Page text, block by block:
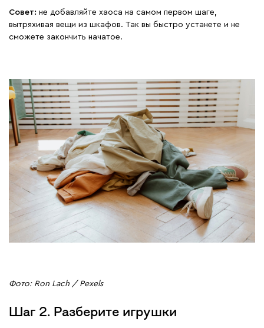
Совет: не добавляйте хаоса на самом первом шаге,
вытряхивая вещи из шкафов. Так вы быстро устанете и не
сможете закончить начатое.
Фото: Ron Lach / Pexels
Шаг 2. Разберите игрушки